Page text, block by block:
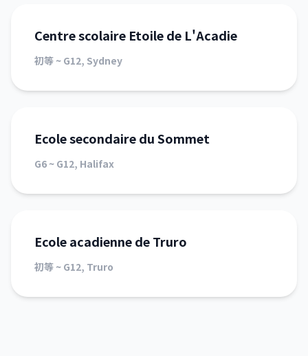
Centre scolaire Etoile de L'Acadie
初等 ~ G12, Sydney
Ecole secondaire du Sommet
G6 ~ G12, Halifax
Ecole acadienne de Truro
初等 ~ G12, Truro